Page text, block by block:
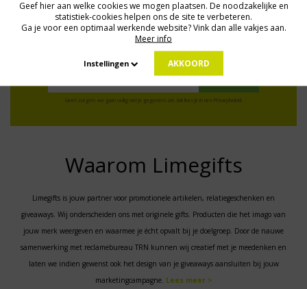
MELD JE AAN VOOR ONZE NIEUWSBRIEF
Profiteer van deals en een dosis inspiratie!
Geen zorgen: we gaan veilig met je gegevens om. Dat lees je in ons Privacybeleid.
Waarom Limegifts
Limegifts is jouw partner voor promotionele artikelen, relatiegeschenken en
giveaways. Wij onderscheiden ons met originele gifts. Producten die het imago van
jouw merk weergeven en waarmee je écht opvalt bij je doelgroep. Door de nauwe
samenwerking met reclamebureau TRN kunnen wij creatief met je meedenken en
laten we indien gewenst ook het design van je giveaways aansluiten bij jouw
marketingcampagne. Lees meer >
Geef hier aan welke cookies we mogen plaatsen. De noodzakelijke en
statistiek-cookies helpen ons de site te verbeteren.
Ga je voor een optimaal werkende website? Vink dan alle vakjes aan.
Meer info
Instellingen AKKOORD